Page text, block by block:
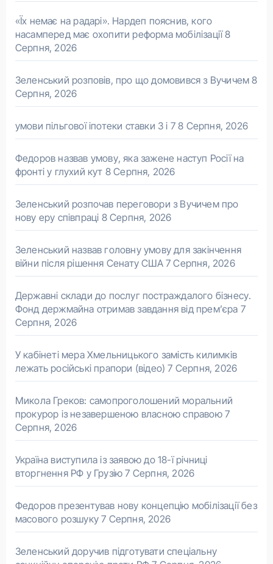
«Їх немає на радарі». Нардеп пояснив, кого
насамперед має охопити реформа мобілізації 8
Серпня, 2026
Зеленський розповів, про що домовився з Вучичем 8
Серпня, 2026
умови пільгової іпотеки ставки 3 і 7 8 Серпня, 2026
Федоров назвав умову, яка зажене наступ Росії на
фронті у глухий кут 8 Серпня, 2026
Зеленський розпочав переговори з Вучичем про
нову еру співпраці 8 Серпня, 2026
Зеленський назвав головну умову для закінчення
війни після рішення Сенату США 7 Серпня, 2026
Державні склади до послуг постраждалого бізнесу.
Фонд держмайна отримав завдання від прем’єра 7
Серпня, 2026
У кабінеті мера Хмельницького замість килимків
лежать російські прапори (відео) 7 Серпня, 2026
Микола Греков: самопроголошений моральний
прокурор із незавершеною власною справою 7
Серпня, 2026
Україна виступила із заявою до 18-ї річниці
вторгнення РФ у Грузію 7 Серпня, 2026
Федоров презентував нову концепцію мобілізації без
масового розшуку 7 Серпня, 2026
Зеленський доручив підготувати спеціальну